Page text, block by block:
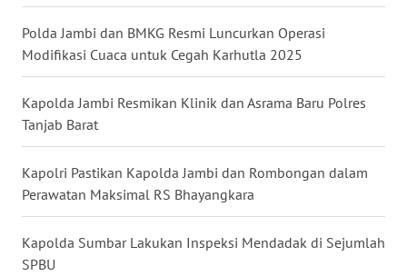
Polda Jambi dan BMKG Resmi Luncurkan Operasi
Modifikasi Cuaca untuk Cegah Karhutla 2025
Kapolda Jambi Resmikan Klinik dan Asrama Baru Polres
Tanjab Barat
Kapolri Pastikan Kapolda Jambi dan Rombongan dalam
Perawatan Maksimal RS Bhayangkara
Kapolda Sumbar Lakukan Inspeksi Mendadak di Sejumlah
SPBU
WN
KALSEL
WN
KALTIM
WN
SULSEL
WN
GORONTALO